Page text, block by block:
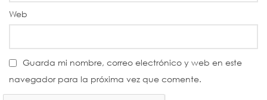
Web
Guarda mi nombre, correo electrónico y web en este
navegador para la próxima vez que comente.